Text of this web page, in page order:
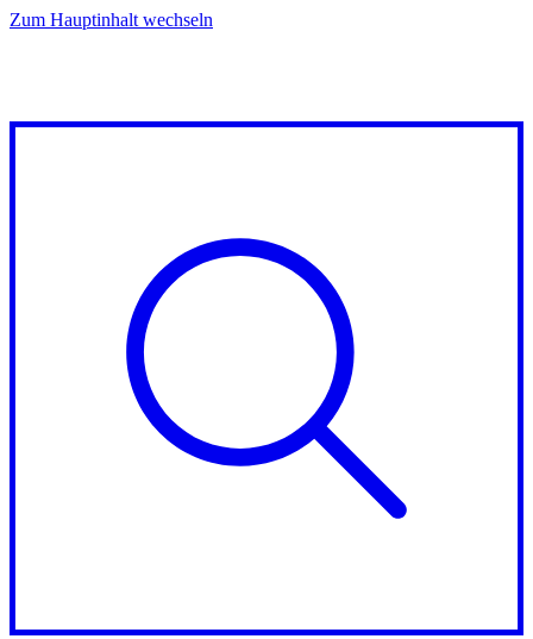
Zum Hauptinhalt wechseln